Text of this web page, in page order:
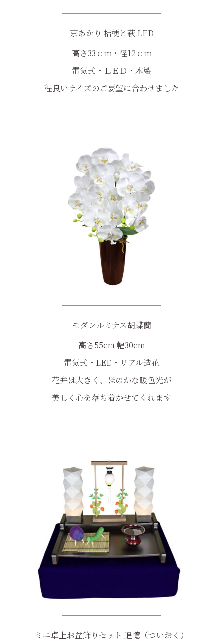
京あかり 桔梗と萩 LED
高さ33ｃｍ・径12ｃｍ
電気式・ＬＥＤ・木製
程良いサイズのご要望に合わせました
モダンルミナス胡蝶蘭
高さ55cm 幅30cm
電気式・LED・リアル造花
花弁は大きく、ほのかな暖色光が
美しく心を落ち着かせてくれます
ミニ卓上お盆飾りセット 追憶（ついおく）